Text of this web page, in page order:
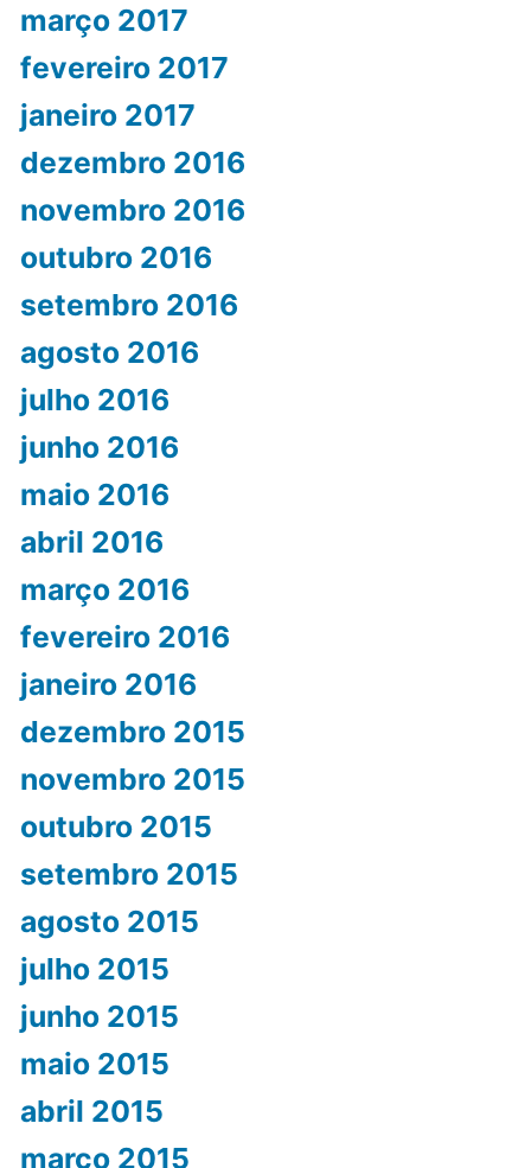
março 2017
fevereiro 2017
janeiro 2017
dezembro 2016
novembro 2016
outubro 2016
setembro 2016
agosto 2016
julho 2016
junho 2016
maio 2016
abril 2016
março 2016
fevereiro 2016
janeiro 2016
dezembro 2015
novembro 2015
outubro 2015
setembro 2015
agosto 2015
julho 2015
junho 2015
maio 2015
abril 2015
março 2015